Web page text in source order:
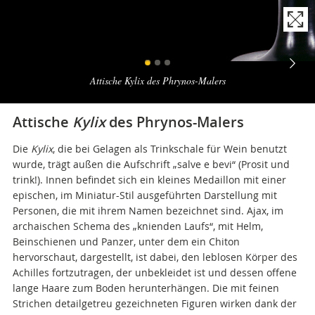
Attische Kylix des Phrynos-Malers
Attische Kylixdes Phrynos-Malers
Die Kylix, die bei Gelagen als Trinkschale für Wein benutzt
wurde, trägt außen die Aufschrift „salve e bevi“ (Prosit und
trink!). Innen befindet sich ein kleines Medaillon mit einer
epischen, im Miniatur-Stil ausgeführten Darstellung mit
Personen, die mit ihrem Namen bezeichnet sind. Ajax, im
archaischen Schema des „knienden Laufs“, mit Helm,
Beinschienen und Panzer, unter dem ein Chiton
hervorschaut, dargestellt, ist dabei, den leblosen Körper des
Achilles fortzutragen, der unbekleidet ist und dessen offene
lange Haare zum Boden herunterhängen. Die mit feinen
Strichen detailgetreu gezeichneten Figuren wirken dank der